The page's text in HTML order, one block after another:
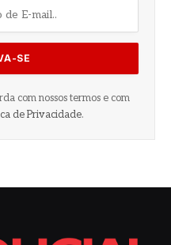
com nossos termos e com
de Privacidade.